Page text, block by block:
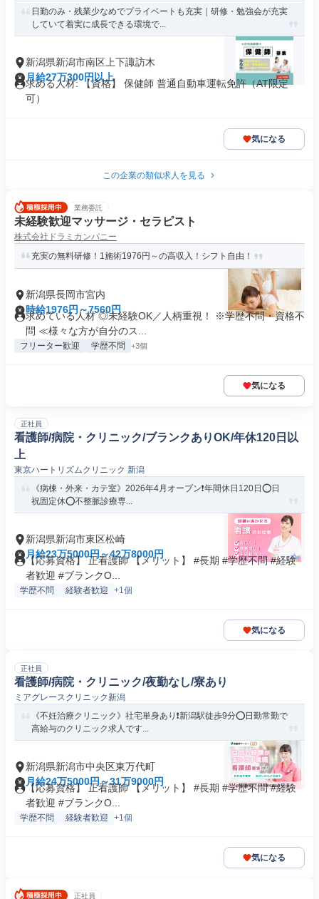
日勤のみ・残業少なめでプライベートも充実｜研修・勉強会が充実
していて着実に成長できる環境で...
新潟県新潟市南区上下諏訪木
月給27万300円以上
求める人材: 【資格】 保健師 普通自動車運転免許（AT限定
可）
気になる
この企業の類似求人を見る
業務委託
未経験歓迎マッサージ・セラピスト
株式会社ドラミカンパニー
充実の無料研修！1施術1976円～の高収入！シフト自由！
新潟県長岡市宮内
時給1976円～7560円
求めている人材 ◎未経験OK／⼈柄重視！ ※学歴不問・資格不
問 ≪様々な⽅が⾃分のス...
フリーター歓迎 学歴不問 +3個
気になる
正社員
看護師/病院・クリニック/ブランクありOK/年休120日以
上
東京ハートリズムクリニック 新潟
《病棟・外来・カテ室》2026年4月オープン❗️年間休日120日⭕日
祝固定休⭕不整脈診療専...
新潟県新潟市東区松崎
月給23万5000円～42万8000円
【応募資格】 正看護師 【メリット】 #長期 #学歴不問 #経験
者歓迎 #ブランクO...
学歴不問 経験者歓迎 +1個
気になる
正社員
看護師/病院・クリニック/夜勤なし/寮あり
ミアグレースクリニック新潟
《不妊治療クリニック》社宅単身あり❗️新潟駅徒歩9分⭕日勤常勤で
高給与のクリニック求人です...
新潟県新潟市中央区東万代町
月給24万5000円～31万9000円
【応募資格】 正看護師 【メリット】 #長期 #学歴不問 #経験
者歓迎 #ブランクO...
学歴不問 経験者歓迎 +1個
気になる
正社員